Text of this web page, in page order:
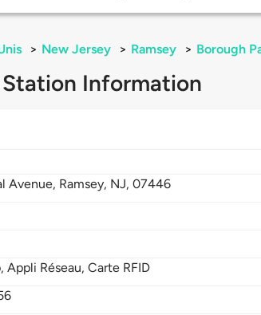
> New Jersey > Ramsey > Borough
Information
Avenue, Ramsey, NJ,07446
Appli Réseau, Carte RFID